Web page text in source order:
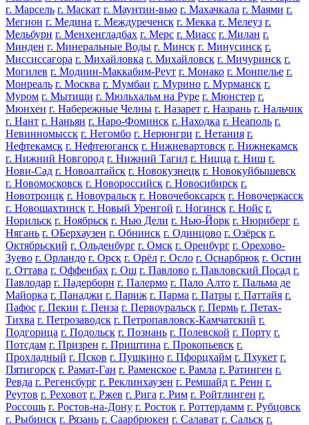
г. Марсель г. Маскат г. Маунтин-вью г. Махачкала г. Маями г.
Мегион г. Медина г. Междуреченск г. Мекка г. Мелеуз г.
Мельбурн г. Менхенгладбах г. Мерс г. Миасс г. Милан г.
Минден г. Минеральные Воды г. Минск г. Минусинск г.
Миссиссагора г. Михайловка г. Михайловск г. Мичуринск г.
Могилев г. Модиин-Маккабим-Реут г. Монако г. Монпелье г.
Монреаль г. Москва г. Мумбаи г. Мурино г. Мурманск г.
Муром г. Мытищи г. Мюльхальм на Руре г. Мюнстер г.
Мюнхен г. Набережные Челны г. Назарет г. Назрань г. Нальчик
г. Нант г. Наньян г. Наро-Фоминск г. Находка г. Неаполь г.
Невинномысск г. Негомбо г. Нерюнгри г. Нетания г.
Нефтекамск г. Нефтеюганск г. Нижневартовск г. Нижнекамск
г. Нижний Новгород г. Нижний Тагил г. Ницца г. Ниш г.
Нови-Сад г. Новоалтайск г. Новокузнецк г. Новокуйбышевск
г. Новомосковск г. Новороссийск г. Новосибирск г.
Новотроицк г. Новоуральск г. Новочебоксарск г. Новочеркасск
г. Новошахтинск г. Новый Уренгой г. Ногинск г. Нойс г.
Норильск г. Ноябрьск г. Нью Дели г. Нью-Йорк г. Нюрнберг г.
Нягань г. ОБерхаузен г. Обнинск г. Одинцово г. Озёрск г.
Октябрьский г. Ольденбург г. Омск г. Оренбург г. Орехово-
Зуево г. Орландо г. Орск г. Орёл г. Осло г. Оснарбрюк г. Остин
г. Оттава г. Оффенбах г. Ош г. Павлово г. Павловский Посад г.
Павлодар г. Падерборн г. Палермо г. Пало Алто г. Пальма де
Майорка г. Панаджи г. Париж г. Парма г. Патры г. Паттайя г.
Пафос г. Пекин г. Пенза г. Первоуральск г. Пермь г. Петах-
Тихва г. Петрозаводск г. Петропавловск-Камчатский г.
Подгорица г. Подольск г. Познань г. Полевской г. Порту г.
Потсдам г. Призрен г. Приштина г. Прокопьевск г.
Прохладный г. Псков г. Пушкино г. Пфорцхайм г. Пхукет г.
Пятигорск г. Рамат-Ган г. Раменское г. Рамла г. Ратинген г.
Ревда г. Регенсбург г. Реклинхаузен г. Ремшайд г. Ренн г.
Реутов г. Реховот г. Ржев г. Рига г. Рим г. Ройтлинген г.
Россошь г. Ростов-на-Дону г. Росток г. Роттердамм г. Рубцовск
г. Рыбинск г. Рязань г. Саарбрюкен г. Салават г. Сальск г.